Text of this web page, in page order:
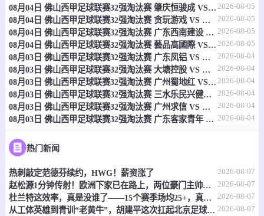
情报
爱甲 08-08 02:45 直播中
科布漫步者 0 - 0 特瑞特联
情报
爱甲 08-08 02:45 直播中
科克城
情报
爱甲 08-08 02:45 直播中
08月04日 佛山西甲足球联赛32强淘汰赛 肇庆恒骏成 VS 三七互娱 全场录像 2026-08-05
08月04日 佛山西甲足球联赛32强淘汰赛 贪玩游戏 VS 美的薪火 全场录像 2026-08-05
08月04日 佛山西甲足球联赛32强淘汰赛 广东西南建设 VS 香港圣徒 全场录像 2026-08-05
08月04日 佛山西甲足球联赛32强淘汰赛 藝品高國際 VS 湛江狂狼·粵辉能源 全场录像 2026-08-05
08月03日 佛山西甲足球联赛32强淘汰赛 广东凤铝 VS 湛江八部科技 全场录像 2026-08-04
08月03日 佛山西甲足球联赛32强淘汰赛 大塘控股 VS 茂名市点都得 全场录像 2026-08-04
08月03日 佛山西甲足球联赛32强淘汰赛 广州蜀地红 VS 广州戴拿模 全场录像 2026-08-04
08月03日 佛山西甲足球联赛32强淘汰赛 三水乐民兴健力宝 VS 中国澳门澳科精英 全场录像 2026-08-04
08月03日 佛山西甲足球联赛32强淘汰赛 广州求信 VS 顺德新青年 全场录像 2026-08-04
08月03日 佛山西甲足球联赛32强淘汰赛 广东客家青年 VS 广州英华思力U17 全场录像 2026-08-04
热门新闻
热刺敲定范德芬续约，HWG！薪资涨了 2026-08-07
赵松源1分钟传射！欧洲下家已在路上，两位豪门主帅抢着夸 2026-08-07
杜兰特这效率，真是没谁了——15个赛季场均25+，真实命中率还飙到60% 2026-08-07
从工体英雄到青训“老黄牛”，胡建平这次扛起北京足球的旗 2026-08-07